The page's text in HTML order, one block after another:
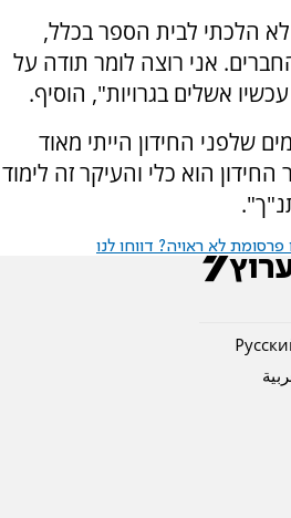
הלכתי לבית הספר בכלל,
אני רוצה לומר תודה על
אשלים בגרויות", הוסיף.
שלפני החידון הייתי מאוד
הוא כלי והעיקר זה לימוד
לא ראויה? דווחו לנו